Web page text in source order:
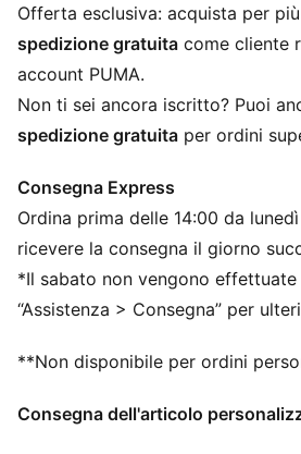
durante l’esercizio fisico
Creato con almeno il 50% di
DETTAGLI
Materiale principale 2: Intreccio
Senza maniche
Imbottiture rimovibili
Offerta esclusiva: acquista per
spedizione gratuita come cliente
account PUMA.
Non ti sei ancora iscritto? Puoi
spedizione gratuita per ordini
Consegna Express
Ordina prima delle 14:00 da
ricevere la consegna il giorno
*Il sabato non vengono effettuate
“Assistenza > Consegna” per
**Non disponibile per ordini
Consegna dell'articolo